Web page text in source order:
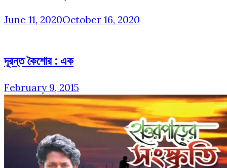
June 11, 2020October 16, 2020
দূরন্ত কৈশোর : এক
February 9, 2015